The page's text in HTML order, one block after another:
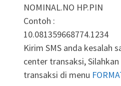
NOMINAL.NO HP.PIN
Contoh :
10.081359668774.1234
Kirim SMS anda kesalah
center transaksi,
transaksi di menu